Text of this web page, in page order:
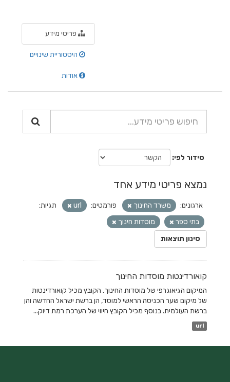
פריטי מידע
היסטוריית שינויים
אודות
סידור לפי
נמצא פריטי מידע אחד
ארגונים: משרד החינוך פורמטים: url
תגיות:
בתי ספר
מוסדות חינוך
סינון תוצאות
קואורדינטות מוסדות החינוך
המיקום הגיאוגרפי של מוסדות החינוך. הקובץ מכיל קואורדינטות
של מיקום שער הכניסה הראשי למוסד, הן ברשת ישראל החדשה והן
ברשת העולמית. בנוסף מכיל הקובץ חיווי של הערכת רמת דיוק...
url